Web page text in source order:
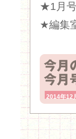
★1月
★編集
2014年12